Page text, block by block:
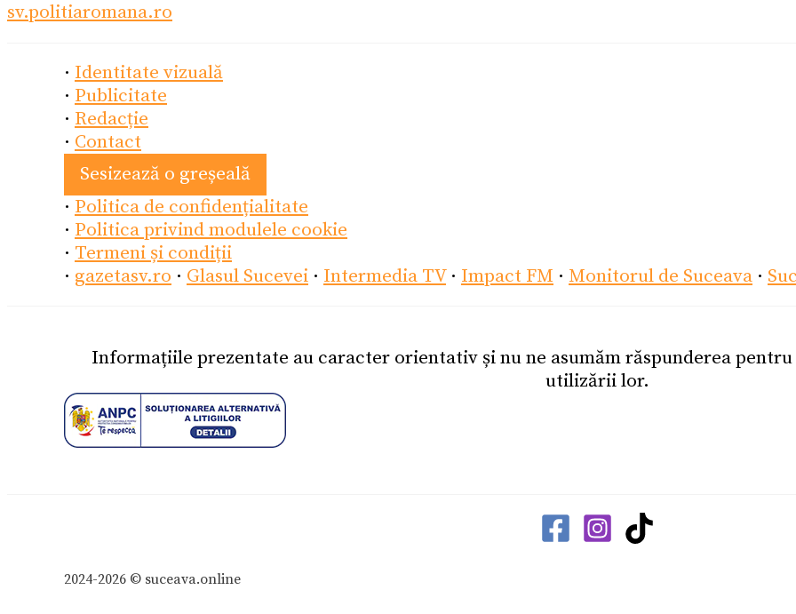
sv.politiaromana.ro
· Identitate vizuală
· Publicitate
· Redacție
· Contact
Sesizează o greșeală
· Politica de confidențialitate
· Politica privind modulele cookie
· Termeni și condiții
· gazetasv.ro · Glasul Sucevei · Intermedia TV· Impact FM · Monitorul de Suceava ·
Informațiile prezentate au caracter orientativ și nu ne asumăm răspunderea
utilizării lor.
2024-2026 © suceava.online